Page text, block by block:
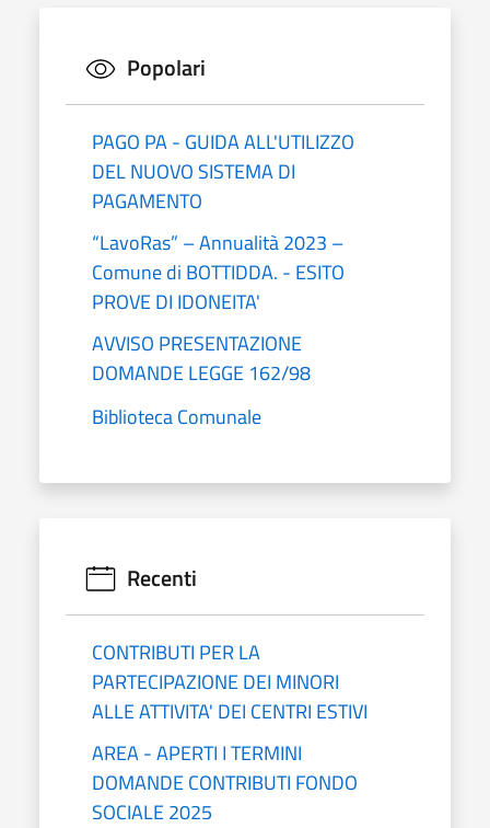
Popolari
PAGO PA - GUIDA ALL'UTILIZZO
DEL NUOVO SISTEMA DI
PAGAMENTO
“LavoRas” – Annualità 2023 –
Comune di BOTTIDDA. - ESITO
PROVE DI IDONEITA'
AVVISO PRESENTAZIONE
DOMANDE LEGGE 162/98
Biblioteca Comunale
Recenti
CONTRIBUTI PER LA
PARTECIPAZIONE DEI MINORI
ALLE ATTIVITA' DEI CENTRI ESTIVI
AREA - APERTI I TERMINI
DOMANDE CONTRIBUTI FONDO
SOCIALE 2025